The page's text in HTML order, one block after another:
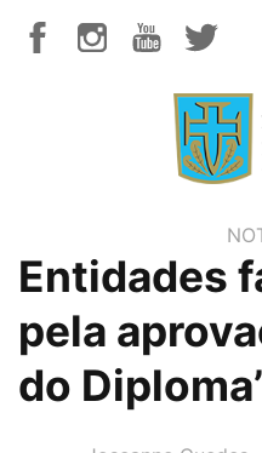
Entidades
pela
do Diploma’